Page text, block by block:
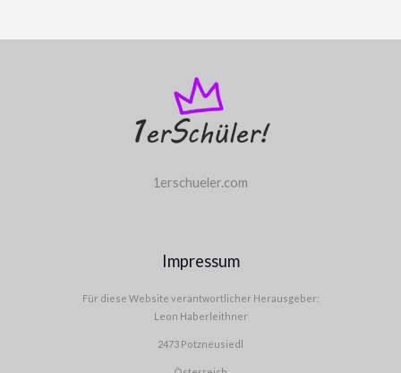
1erschueler.com
Impressum
Für diese Website verantwortlicher Herausgeber:
Leon Haberleithner
2473 Potzneusiedl